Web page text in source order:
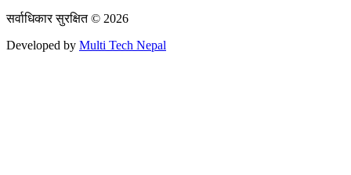
सर्वाधिकार सुरक्षित © 2026
Developed by Multi Tech Nepal